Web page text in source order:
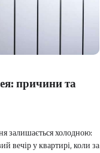
причини та
залишається холодною:
вечір у квартирі, коли за